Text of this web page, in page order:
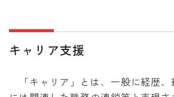
キャリア支援
「キャリア」とは、一般に経歴、